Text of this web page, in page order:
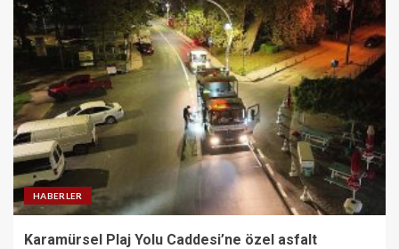
HABERLER
Karamürsel Plaj Yolu Caddesi’ne özel asfalt